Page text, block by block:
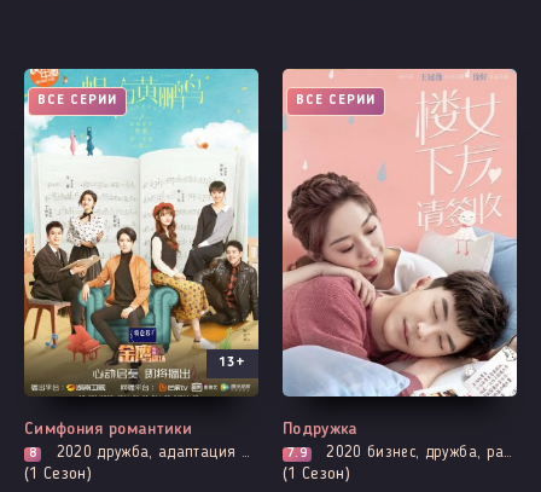
ВСЕ СЕРИИ
13+
Симфония романтики
8 2020 дружба, адаптация манги, комедия, мелодрама, музыкальные, романтика, про школу и школьников
(1 Сезон)
ВСЕ СЕРИИ
Подружка
7.9 2020 бизнес, дружба, разбитое сердце, комедия, мелодрама, повседневность, романтика
(1 Сезон)